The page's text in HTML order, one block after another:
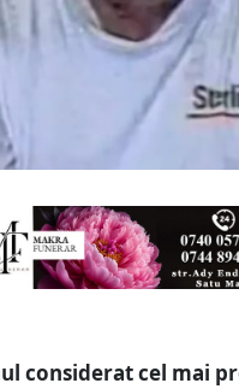
considerat cel mai